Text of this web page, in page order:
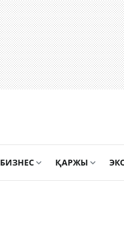
БИЗНЕС ҚАРЖЫ